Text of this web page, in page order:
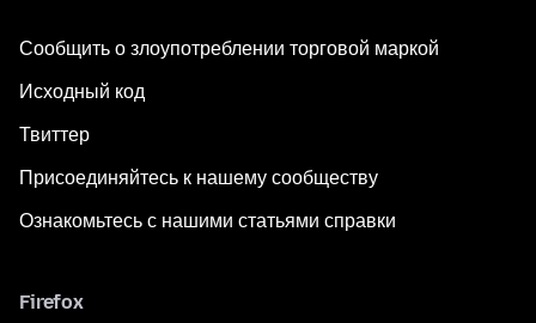
Сообщить о злоупотреблении торговой маркой
Исходный код
Твиттер
Присоединяйтесь к нашему сообществу
Ознакомьтесь с нашими статьями справки
Firefox